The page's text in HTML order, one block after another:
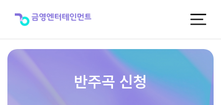
반주곡 신청